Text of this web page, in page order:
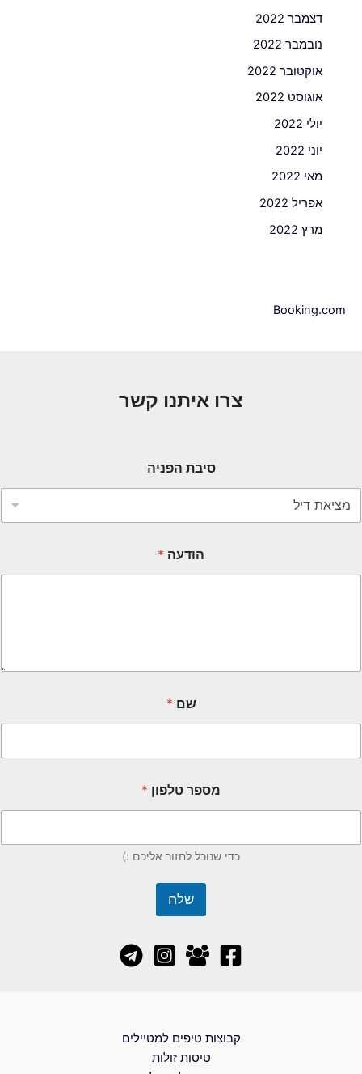
דצמבר 2022
נובמבר 2022
אוקטובר 2022
אוגוסט 2022
יולי 2022
יוני 2022
מאי 2022
אפריל 2022
מרץ 2022
Booking.com
צרו איתנו קשר
סיבת הפניה
הודעה *
שם *
מספר טלפון *
כדי שנוכל לחזור אליכם :)
שלח
קבוצות טיפים למטיילים
טיסות זולות